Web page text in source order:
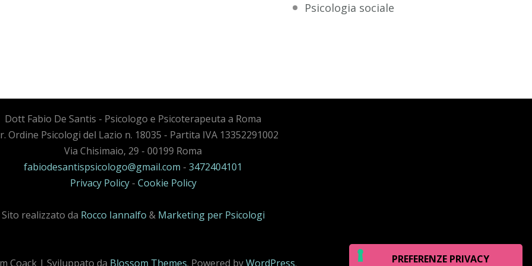
Psicologia sociale
Dott Fabio De Santis - Psicologo e Psicoterapeuta a Roma
Ordine Psicologi del Lazio n. 18035 - Partita IVA 13352291002
Via Chisimaio, 29 - 00199 Roma
fabiodesantispsicologo@gmail.com - 3472404101
Privacy Policy- Cookie Policy
Sito realizzato da Rocco Iannalfo & Marketing per Psicologi
Coack | Sviluppato da Blossom Themes. Powered byWordPress.